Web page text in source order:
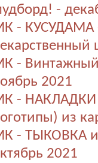
-
- КУСУДАМА
-
2021
- НАКЛАДКИ
из
- ТЫКОВКА
2021